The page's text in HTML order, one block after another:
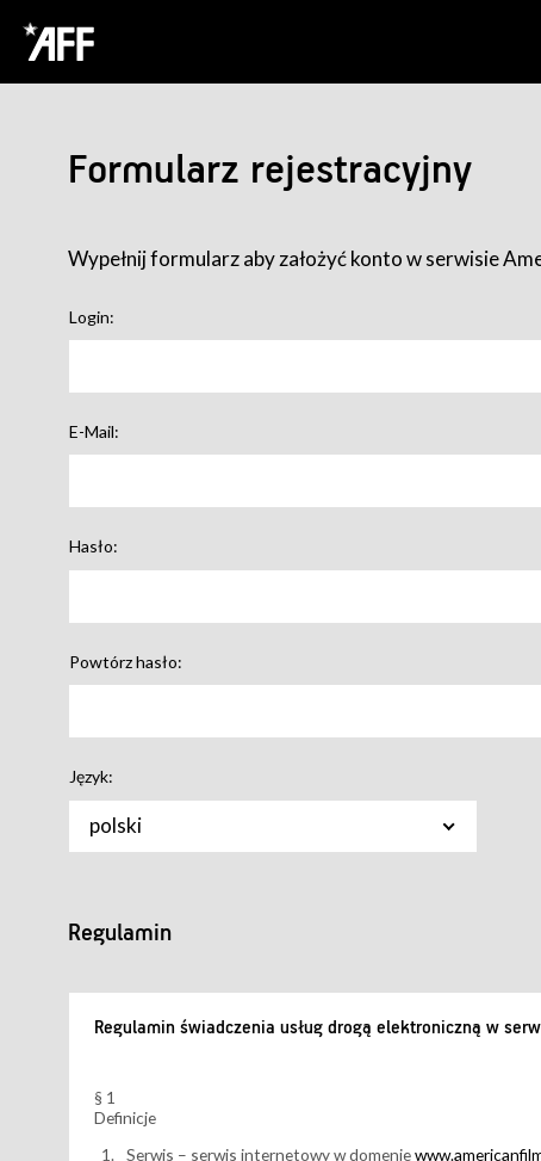
Formularz rejestracyjny
Wypełnij formularz aby założyć konto w serwisie
Login:
E-Mail:
Hasło:
Powtórz hasło:
Język:
polski
Regulamin
Regulamin świadczenia usług drogą elektroniczną w
§ 1
Definicje
Serwis – serwis internetowy w domenie